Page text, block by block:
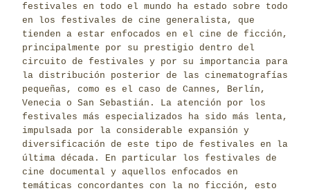
festivales en todo el mundo ha estado sobre todo
en los festivales de cine generalista, que
tienden a estar enfocados en el cine de ficción,
principalmente por su prestigio dentro del
circuito de festivales y por su importancia para
la distribución posterior de las cinematografías
pequeñas, como es el caso de Cannes, Berlín,
Venecia o San Sebastián. La atención por los
festivales más especializados ha sido más lenta,
impulsada por la considerable expansión y
diversificación de este tipo de festivales en la
última década. En particular los festivales de
cine documental y aquellos enfocados en
temáticas concordantes con la no ficción, esto